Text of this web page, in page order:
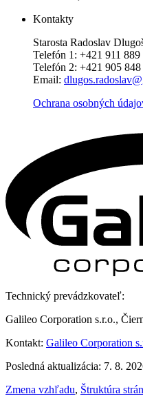
Kontakty
Starosta Radoslav
Telefón 1: +421 911 889
Telefón 2: +421 905
Email:
Ochrana osobných
Technický prevádzkovateľ:
Galileo Corporation s.r.o.,
Kontakt: Galileo Corporation
Posledná aktualizácia: 7. 8.
Zmena vzhľadu, Štruktúra